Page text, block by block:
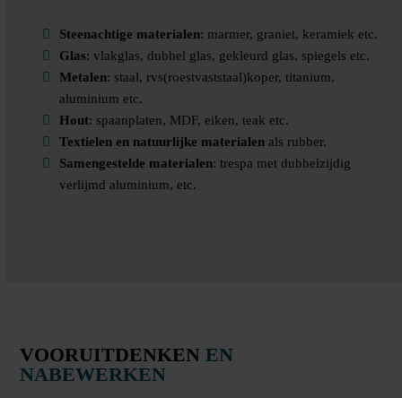
Steenachtige materialen: marmer, graniet, keramiek etc.
Glas: vlakglas, dubbel glas, gekleurd glas, spiegels etc.
Metalen: staal, rvs(roestvaststaal)koper, titanium,
aluminium etc.
Hout: spaanplaten, MDF, eiken, teak etc.
Textielen en natuurlijke materialen als rubber.
Samengestelde materialen: trespa met dubbelzijdig
verlijmd aluminium, etc.
VOORUITDENKEN EN
NABEWERKEN